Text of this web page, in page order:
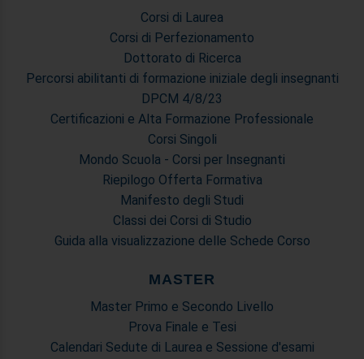
Corsi di Laurea
Corsi di Perfezionamento
Dottorato di Ricerca
Percorsi abilitanti di formazione iniziale degli insegnanti
DPCM 4/8/23
Certificazioni e Alta Formazione Professionale
Corsi Singoli
Mondo Scuola - Corsi per Insegnanti
Riepilogo Offerta Formativa
Manifesto degli Studi
Classi dei Corsi di Studio
Guida alla visualizzazione delle Schede Corso
MASTER
Master Primo e Secondo Livello
Prova Finale e Tesi
Calendari Sedute di Laurea e Sessione d'esami